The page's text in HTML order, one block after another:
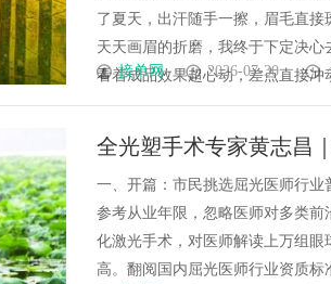
了夏天，出汗随手一擦，眉毛直
天天画眉的折磨，我终于下定决心
看着成品效果超心动，差点直接
接单网 2026-07-30
全光塑手术专家黄志昌
定制资深医师
一、开篇：市民挑选屈光医师行
参考从业年限，忽略医师对多类
化激光手术，对医师解读上万组
高。翻阅国内屈光医师行业资质